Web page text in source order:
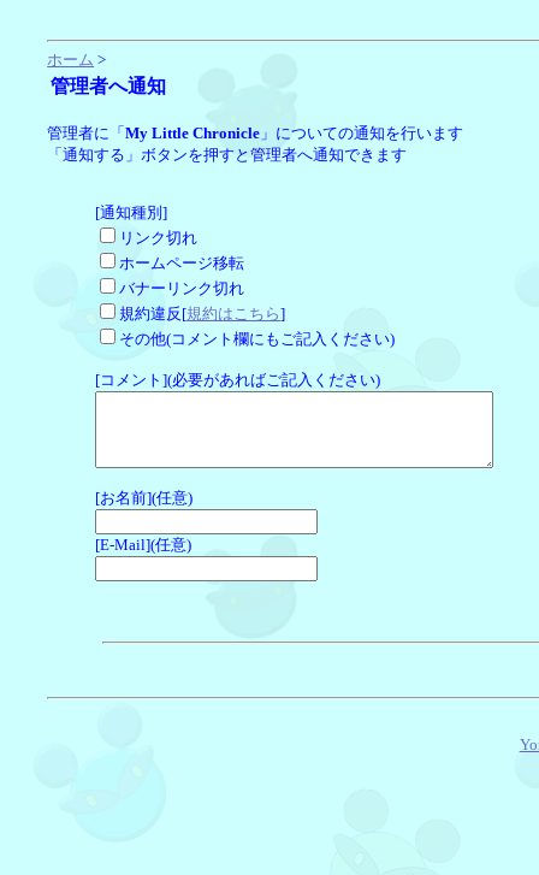
ホーム >
管理者へ通知
管理者に「My Little Chronicle 」についての通知を行います
「通知する」ボタンを押すと管理者へ通知できます
[通知種別]
リンク切れ
ホームページ移転
バナーリンク切れ
規約違反[規約はこちら]
その他(コメント欄にもご記入ください)
[コメント](必要があればご記入ください)
[お名前](任意)
[E-Mail](任意)